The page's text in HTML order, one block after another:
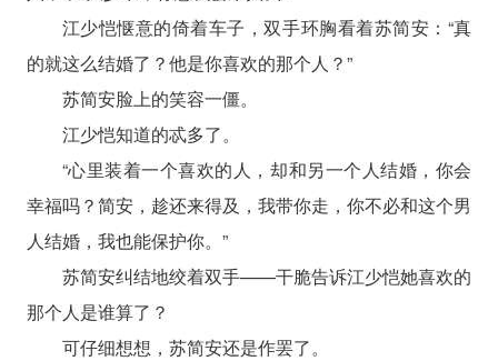
江少恺惬意的倚着车子，双手环胸看着苏简安：“真
的就这么结婚了？他是你喜欢的那个人？”
苏简安脸上的笑容一僵。
江少恺知道的忒多了。
“心里装着一个喜欢的人，却和另一个人结婚，你会
幸福吗？简安，趁还来得及，我带你走，你不必和这个男
人结婚，我也能保护你。”
苏简安纠结地绞着双手——干脆告诉江少恺她喜欢的
那个人是谁算了？
可仔细想想，苏简安还是作罢了。